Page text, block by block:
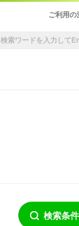
ご利用の
検索条